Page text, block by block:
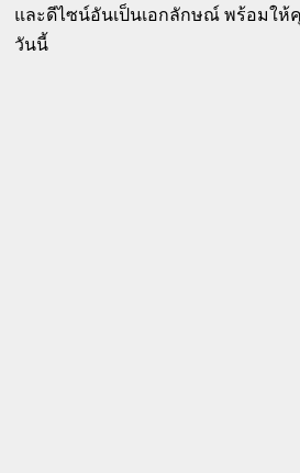
และดีไซน์อันเป็นเอกลักษณ์ พร้อมให้
วันนี้